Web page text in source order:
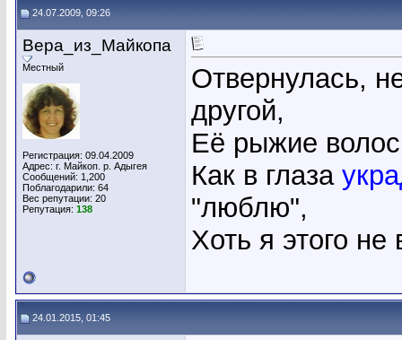
24.07.2009, 09:26
Вера_из_Майкопа
Местный
Регистрация: 09.04.2009
Адрес: г. Майкоп. р. Адыгея
Сообщений: 1,200
Поблагодарили: 64
Вес репутации: 20
Репутация: 138
Отвернулась,
другой,
Её рыжие
Как в глаза
"люблю",
Хоть я этого
24.01.2015, 01:45